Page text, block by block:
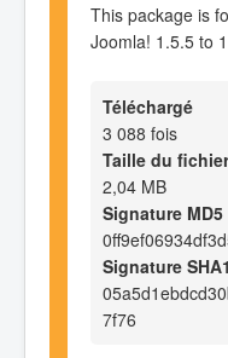
This package is
Joomla! 1.5.5 to
Téléchargé
3 088 fois
Taille du fichier
2,04 MB
Signature MD5
Signature SHA1
7f76